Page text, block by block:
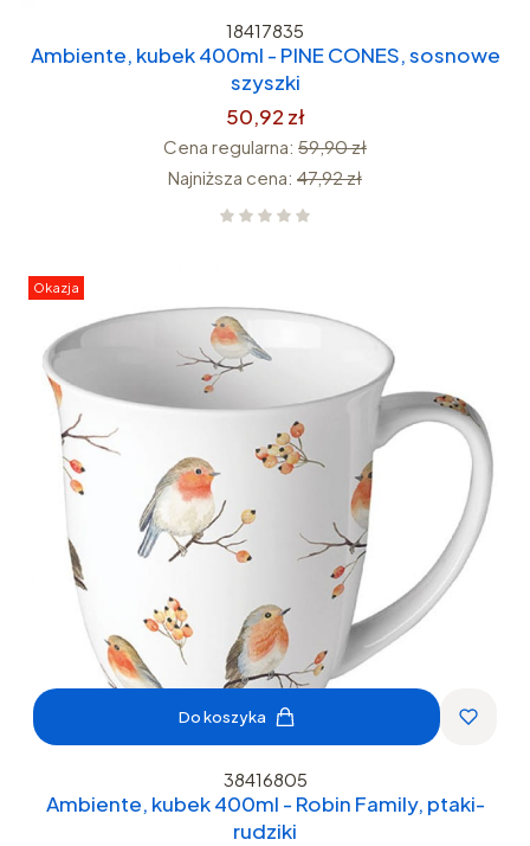
18417835
Ambiente, kubek 400ml - PINE CONES, sosnowe
szyszki
50,92 zł
Cena regularna: 59,90 zł
Najniższa cena: 47,92 zł
Okazja
Do koszyka
38416805
Ambiente, kubek 400ml - Robin Family, ptaki-
rudziki